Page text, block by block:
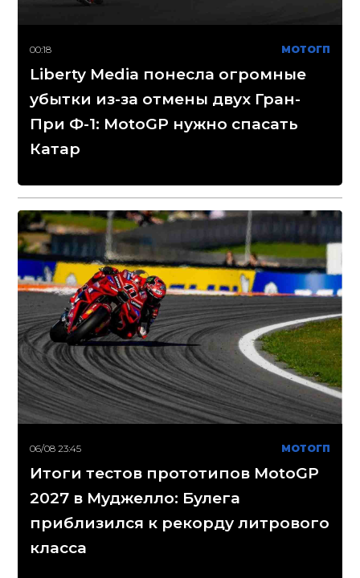
00:18 МОТОГП
Liberty Media понесла огромные
убытки из-за отмены двух Гран-
При Ф-1: MotoGP нужно спасать
Катар
06/08 23:45 МОТОГП
Итоги тестов прототипов MotoGP
2027 в Муджелло: Булега
приблизился к рекорду литрового
класса